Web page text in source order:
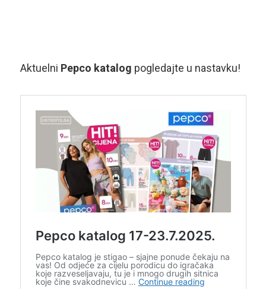
Aktuelni Pepco katalog pogledajte u nastavku!